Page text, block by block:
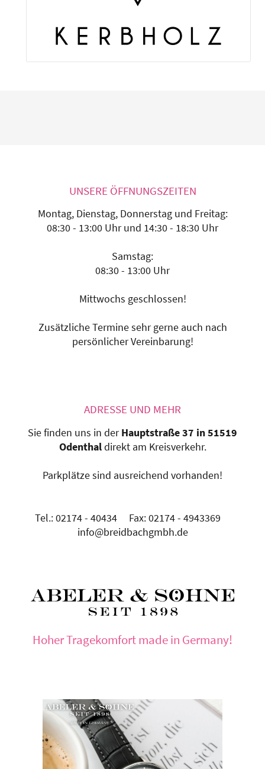
UNSERE ÖFFNUNGSZEITEN
Montag, Dienstag, Donnerstag und Freitag:
08:30 - 13:00 Uhr und 14:30 - 18:30 Uhr
Samstag:
08:30 - 13:00 Uhr
Mittwochs geschlossen!
Zusätzliche Termine sehr gerne auch nach
persönlicher Vereinbarung!
ADRESSE UND MEHR
Sie finden uns in derHauptstraße 37 in 51519
Odenthaldirekt am Kreisverkehr.
Parkplätze sind ausreichend vorhanden!
Tel.: 02174 - 40434 Fax: 02174 - 4943369
info@breidbachgmbh.de
Hoher Tragekomfort made in Germany!